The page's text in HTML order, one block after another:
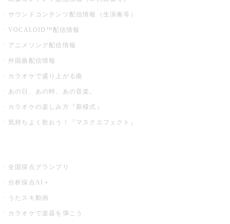
サウンドコンテンツ配信情報（生演奏等）
VOCALOID™配信情報
アニメソング配信情報
外国曲配信情報
カラオケで盛り上がる曲
あの日、あの時、あの音楽。
カラオケの楽しみ方『新様式』
気持ちよく歌おう！『マスクエフェクト』
全国採点グランプリ
分析採点AI＋
うたスキ動画
カラオケで楽器を弾こう